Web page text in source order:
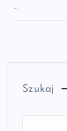
…
Szukaj